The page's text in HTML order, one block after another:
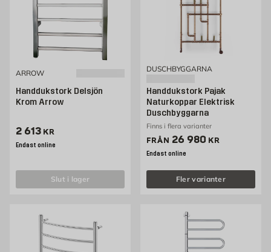
ARROW
Handdukstork Delsjön
Krom Arrow
Pris 2613 kr
2 613 KR
Endast online
slut i lager
DUSCHBYGGARNA
Handdukstork Pajak
Naturkoppar Elektrisk
Duschbyggarna
Finns i flera varianter
FRÅN Pris 26980 kr
26 980 KR
Endast online
Fler varianter